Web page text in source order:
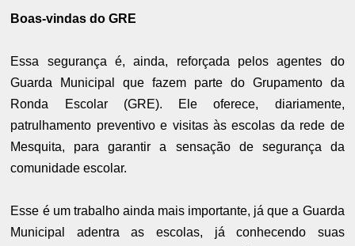
Boas-vindas do GRE
Essa segurança é, ainda, reforçada pelos agentes do
Guarda Municipal que fazem parte do Grupamento da
Ronda Escolar (GRE). Ele oferece, diariamente,
patrulhamento preventivo e visitas às escolas da rede de
Mesquita, para garantir a sensação de segurança da
comunidade escolar.
Esse é um trabalho ainda mais importante, já que a Guarda
Municipal adentra as escolas, já conhecendo suas